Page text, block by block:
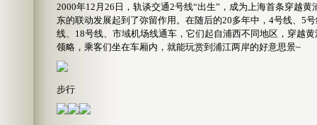
2000年12月26日，轨谈交通2号线“出生”，成为上海首条穿越
东的联动发展起到了弥留作用。在随后的20多年中，4号线、5
线、18号线、市域机场线通车，它们起自浦西不同地区，穿越
领略，乘客们坐在车厢内，就能玩赏到浦江两岸的好意思景~
步行